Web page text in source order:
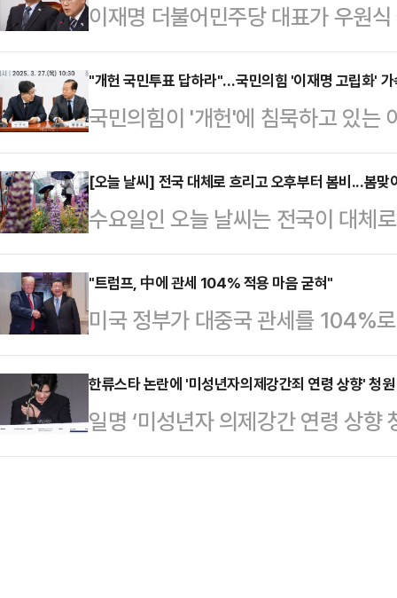
이재명 더불어민주당 대표가 우원
에 제동을 걸었다. 그러자 우 의장
힘 권성동 원내대표 간 회동이 무산
린 것으로, 우 의장에 대한 이 대표
나온다.우 의장을 향한 친명(친이
라"는 파상공세와 함께 강성당원들
에서 순식간에 고립된 모양새다. 국
러난 또 하나의 사례라고 …
"개헌 국민투표 답하라"…국민의힘 '이재명 고립화' 가
국민의힘이 '개헌'에 침묵하고 있는
화를 퍼붓고 있다. 전국민적인 염원
이 대표의 야욕을 드러낸다는 점을
위험한 의회독점과 제왕적 대통령
알리기 위해서다.이 같은 전략이 효
'개헌 찬성 vs 개헌 반대'로 꾸려져,
있는 만큼, 국민의힘 내부에선 하루
는 목소리…
[오늘 날씨] 전국 대체로 흐리고 오후부터 봄비...봄맞
수요일인 오늘 날씨는 전국이 대체
내리겠다.기상청은 "늦은 오후부터
도에 비가 시작돼 밤에 전국으로
서울·인천·경기, 서해5도(9일)
강원 동해안 5mm 미만 ▲대전·
광주·전남 5~20mm ▲전북
구·경북, 울릉도·독도 5~10mm
2~10도…
"트럼프, 中에 관세 104% 적용 마음 굳혀"
미국 정부가 대중국 관세를 104%
로이터통신에 따르면 미 상무부는
존 20%(10%+10%)와 상호관세
104%의 관세율을 적용할 계획이
럼프 대통령이 중국 보복관세에 대
한류스타 논란에 '미성년자의제강간죄 연령 상향' 청
일명 ‘미성년자 의제강간 연령 상
회에 따르면 ‘미성년자 의제강간 연